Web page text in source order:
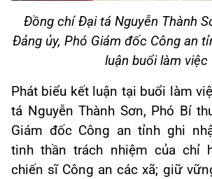
Đồng chí Đại tá Nguyễn Thành
Đảng ủy, Phó Giám đốc Công an
luận buổi làm việc
Phát biểu kết luận tại buổi làm
tá Nguyễn Thành Sơn, Phó Bí
Giám đốc Công an tỉnh ghi
tinh thần trách nhiệm của chỉ
chiến sĩ Công an các xã; giữ